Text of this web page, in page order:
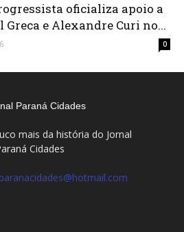
oficializa apoio a
Greca e Alexandre Curi no...
0
mais da história do Jornal
Cidades